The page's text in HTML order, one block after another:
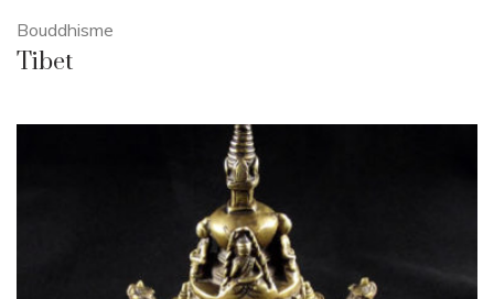
Bouddhisme
Tibet